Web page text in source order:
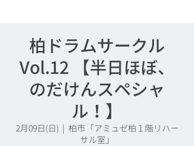
柏ドラムサークル
Vol.12 【半日ほぼ、
のだけんスペシャ
ル！】
2月09日(日)
  |
柏市「アミュゼ柏１階リハー
サル室」